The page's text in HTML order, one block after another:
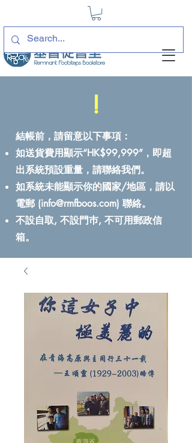
!
結帳前，請留意以下事項：
如送貨費用顯示“HK$99,999”，即超
出系統預設重量，請聯絡我們。
如系統未能顯示你的國家/地區，請以
電郵 (info@rmfboos.com) 聯絡。
不設自取, 不設門巿, 不可用郵政信
箱。